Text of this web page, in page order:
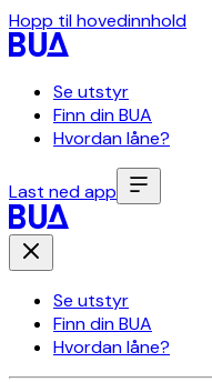
Hopp til hovedinnhold
Se utstyr
Finn din BUA
Hvordan låne?
Last ned app
Se utstyr
Finn din BUA
Hvordan låne?